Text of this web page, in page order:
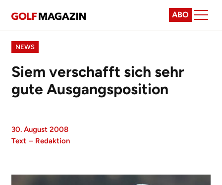
ABO
NEWS
Siem verschafft sich sehr
gute Ausgangsposition
30. August 2008
Text – Redaktion